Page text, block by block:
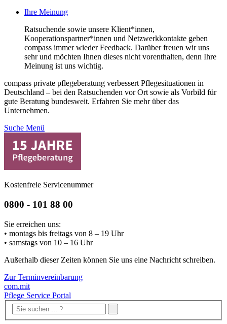
Ihre Meinung
Ratsuchende sowie unsere Klient*innen,
Kooperationspartner*innen und Netzwerkkontakte geben
compass immer wieder Feedback. Darüber freuen wir uns
sehr und möchten Ihnen dieses nicht vorenthalten, denn Ihre
Meinung ist uns wichtig.
compass private pflegeberatung verbessert Pflegesituationen in
Deutschland – bei den Ratsuchenden vor Ort sowie als Vorbild für
gute Beratung bundesweit. Erfahren Sie mehr über das
Unternehmen.
Suche Menü
Kostenfreie Servicenummer
0800 - 101 88 00
Sie erreichen uns:
• montags bis freitags von 8 – 19 Uhr
• samstags von 10 – 16 Uhr
Außerhalb dieser Zeiten können Sie uns eine Nachricht schreiben.
Zur Terminvereinbarung
com.mit
Pflege Service Portal